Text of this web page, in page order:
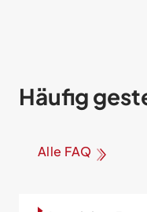
Häufig
Alle FAQ